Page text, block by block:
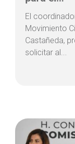
El
Movimiento
Castañeda,
solicitar al...